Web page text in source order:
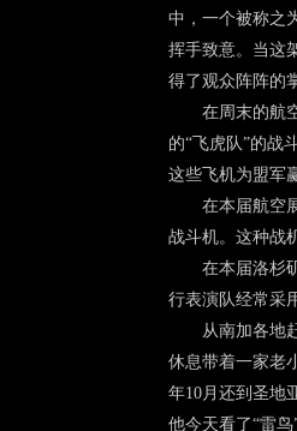
中，一个被称之
挥手致意。当这
得了观众阵阵的
在周末的航空
的“飞虎队”的战
这些飞机为盟军
在本届航空展
战斗机。这种战
在本届洛杉矶
行表演队经常采
从南加各地赶
休息带着一家老
年10月还到圣地
他今天看了“雷